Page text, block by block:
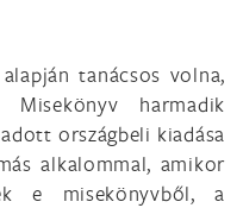
tanácsos volna,
harmadik
országbeli kiadása
alkalommal, amikor
e misekönyvből, a